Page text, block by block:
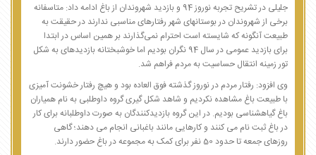
جلیلی در تشریح تجربه نوروز 94 و بازدید شهروندان از باغ ادامه داد: متاسفانه
برخی از شهروندان در بوستانهای شهر رفتارهای مناسبی ندارند در حقیقت به
طبیعت آنگونه که شایسته است احترام نمی‌گذارند بر همین اساس در ابتدا
برای بازدید عمومی در سال 94 نگران بودیم اما خوشبختانه بازدیدهای به شکل
تور زمینه انتقال حساسیت به مردم فراهم شد.
وی افزود: رفتار مردم در نوروز گذشته فوق العاده بود و هیچ رفتار خشونت آمیزی
با طبیعت باغ مشاهده نکردیم و شاهد شکل گیری گروه داوطلبی به نام همیاران
باغ گیاهشناسی بودیم. در این گروه بازدیدکنندگان به صورت داوطلبانه برای کار
در باغ ثبت نام می کنند و کارهایی مانند باغبانی انجام می دهند؛ گاهی
روزهای جمعه تا حدود 50 نفر برای کمک به مجموعه در باغ حضور دارند.